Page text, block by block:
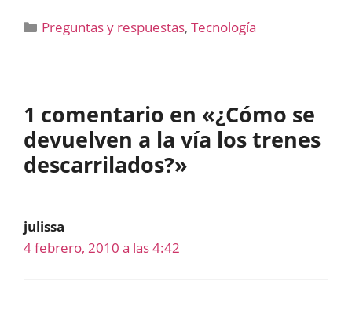
Categorías
Preguntas y respuestas,Tecnología
1 comentario en «¿Cómo se
devuelven a la vía los trenes
descarrilados?»
julissa
4 febrero, 2010 a las 4:42